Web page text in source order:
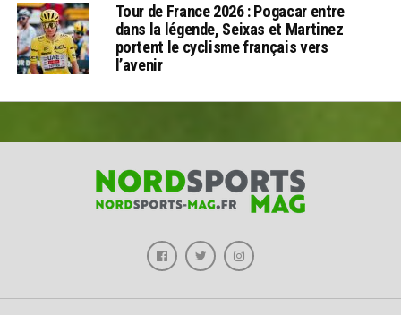
Tour de France 2026 : Pogacar entre
dans la légende, Seixas et Martinez
portent le cyclisme français vers
l’avenir